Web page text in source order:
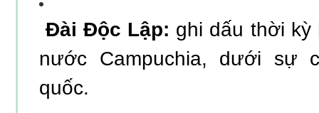
Đài Độc Lập: ghi dấu thời kỳ
nước Campuchia, dưới sự
quốc.